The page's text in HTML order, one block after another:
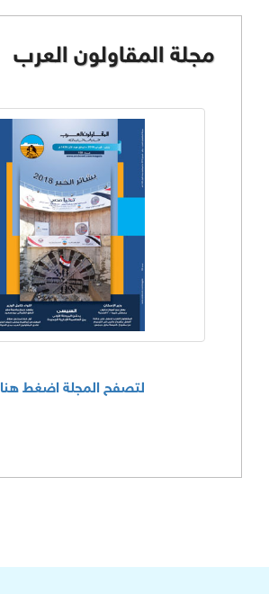
مجلة المقاولون العرب
لتصفح المجلة اضغط هنا